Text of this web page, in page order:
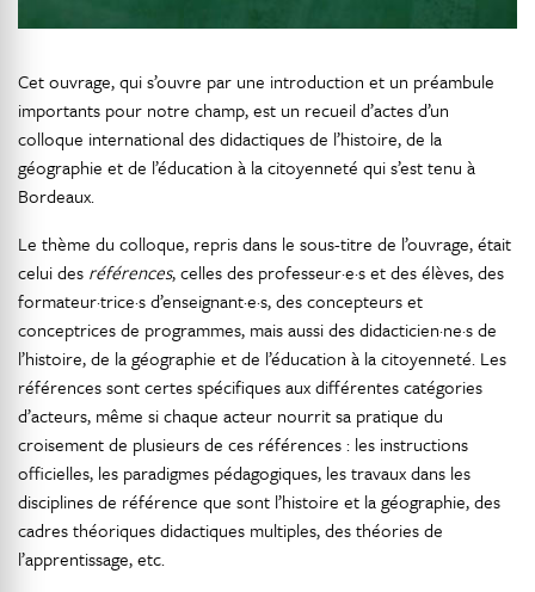
Cet ouvrage, qui s’ouvre par une introduction et un préambule
importants pour notre champ, est un recueil d’actes d’un
colloque international des didactiques de l’histoire, de la
géographie et de l’éducation à la citoyenneté qui s’est tenu à
Bordeaux.
Le thème du colloque, repris dans le sous-titre de l’ouvrage, était
celui des références, celles des professeur·e·s et des élèves, des
formateur·trice·s d’enseignant·e·s, des concepteurs et
conceptrices de programmes, mais aussi des didacticien·ne·s de
l’histoire, de la géographie et de l’éducation à la citoyenneté. Les
références sont certes spécifiques aux différentes catégories
d’acteurs, même si chaque acteur nourrit sa pratique du
croisement de plusieurs de ces références : les instructions
officielles, les paradigmes pédagogiques, les travaux dans les
disciplines de référence que sont l’histoire et la géographie, des
cadres théoriques didactiques multiples, des théories de
l’apprentissage, etc.